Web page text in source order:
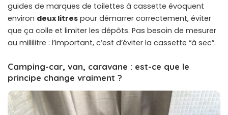
guides de marques de toilettes à cassette évoquent
environ deux litres pour démarrer correctement, éviter
que ça colle et limiter les dépôts. Pas besoin de mesurer
au millilitre : l’important, c’est d’éviter la cassette “à sec”.
Camping-car, van, caravane : est-ce que le
principe change vraiment ?